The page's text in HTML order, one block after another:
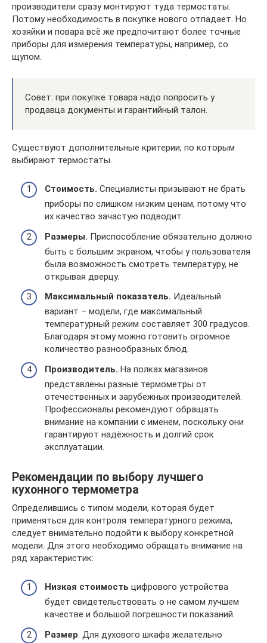
производители сразу монтируют туда термостаты.
Потому необходимость в покупке нового отпадает. Но
хозяйки и повара всё же предпочитают более точные
приборы для измерения температуры, например, со
щупом.
Совет: при покупке товара надо попросить у
продавца документы и гарантийный талон.
Существуют дополнительные критерии, по которым
выбирают термостаты.
Стоимость. Специалисты призывают не брать
приборы по слишком низким ценам, потому что
их качество зачастую подводит.
Размеры. Приспособление обязательно должно
быть с большим экраном, чтобы у пользователя
была возможность смотреть температуру, не
открывая дверцу.
Максимальный показатель. Идеальный
вариант – модели, где максимальный
температурный режим составляет 300 градусов.
Благодаря этому можно готовить огромное
количество разнообразных блюд.
Производитель. На полках магазинов
представлены разные термометры от
отечественных и зарубежных производителей.
Профессионалы рекомендуют обращать
внимание на компании с именем, поскольку они
гарантируют надёжность и долгий срок
эксплуатации.
Рекомендации по выбору лучшего
кухонного термометра
Определившись с типом модели, которая будет
применяться для контроля температурного режима,
следует внимательно подойти к выбору конкретной
модели. Для этого необходимо обращать внимание на
ряд характеристик:
Низкая стоимость цифрового устройства
будет свидетельствовать о не самом лучшем
качестве и большой погрешности показаний.
Размер . Для духового шкафа желательно